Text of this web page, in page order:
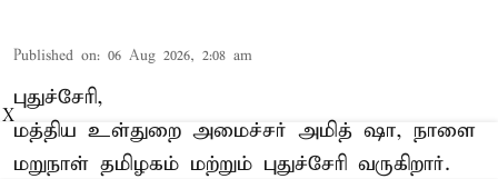
Published on: 06 Aug 2026, 2:08 am
புதுச்சேரி,
மத்திய உள்துறை அமைச்சர் அமித் ஷா, நாளை
மறுநாள் தமிழகம் மற்றும் புதுச்சேரி வருகிறார்.
X